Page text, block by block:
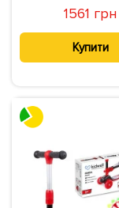
1561 грн
Купити